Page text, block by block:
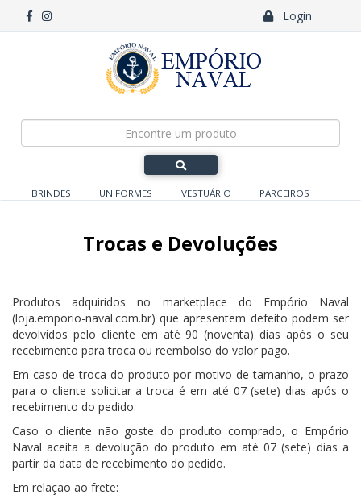
Login
BRINDES UNIFORMES VESTUÁRIO PARCEIROS
Trocas e Devoluções
Produtos adquiridos no marketplace do Empório Naval
(loja.emporio-naval.com.br) que apresentem defeito podem ser
devolvidos pelo cliente em até 90 (noventa) dias após o seu
recebimento para troca ou reembolso do valor pago.
Em caso de troca do produto por motivo de tamanho, o prazo
para o cliente solicitar a troca é em até 07 (sete) dias após o
recebimento do pedido.
Caso o cliente não goste do produto comprado, o Empório
Naval aceita a devolução do produto em até 07 (sete) dias a
partir da data de recebimento do pedido.
Em relação ao frete: